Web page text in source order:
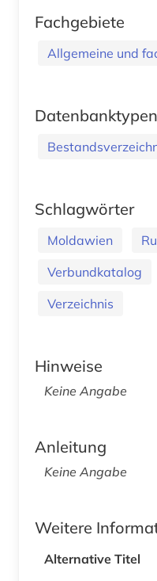
Fachgebiete
Allgemeine und
Datenbanktypen
Schlagwörter
Moldawien
Verbundkatalog
Verzeichnis
Hinweise
Keine Angabe
Anleitung
Keine Angabe
Weitere
Alternative Titel